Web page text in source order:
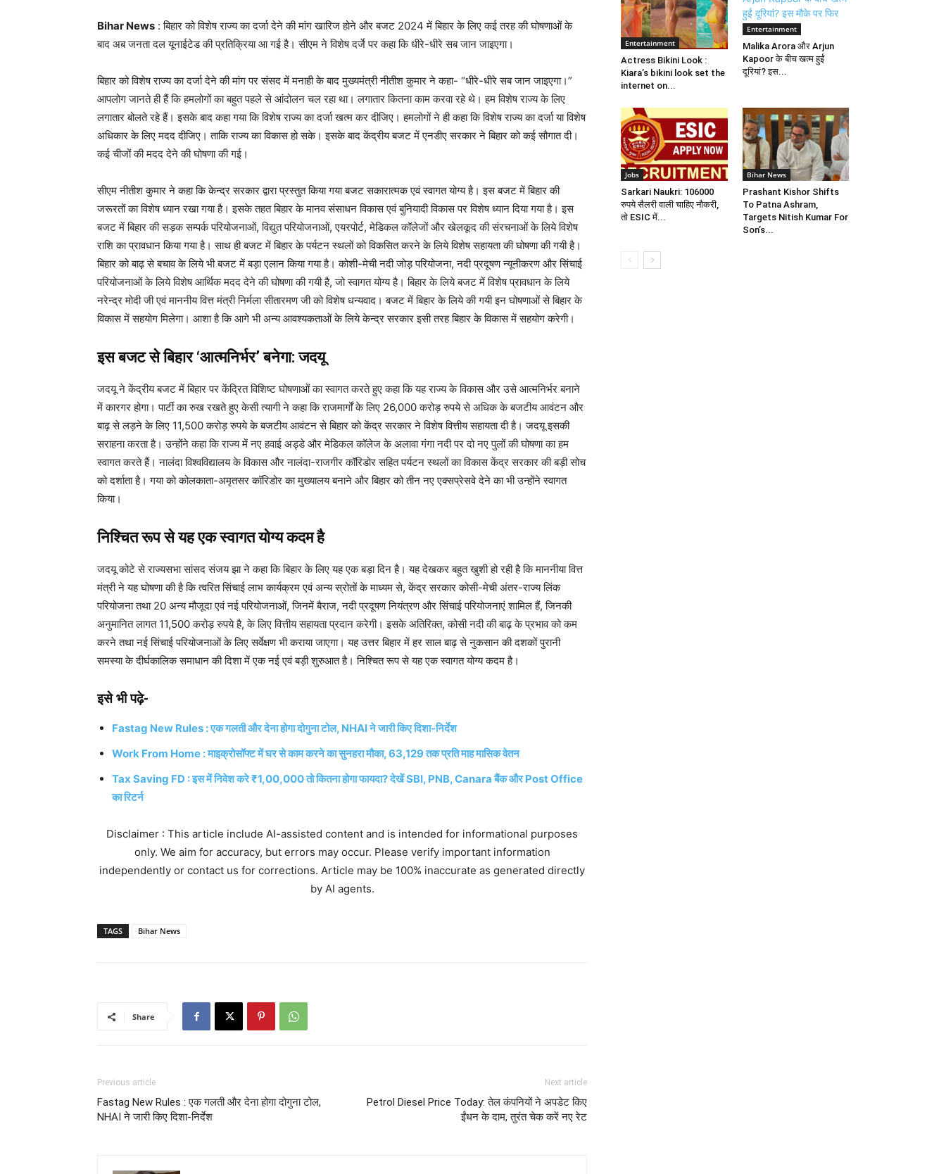
Bihar News : बिहार को विशेष राज्य का दर्जा देने की मांग खारिज होने और बजट 2024 में बिहार के लिए कई तरह की घोषणाओं के
बाद अब जनता दल यूनाईटेड की प्रतिक्रिया आ गई है। सीएम ने विशेष दर्जे पर कहा कि धीरे-धीरे सब जान जाइएगा।
बिहार को विशेष राज्य का दर्जा देने की मांग पर संसद में मनाही के बाद मुख्यमंत्री नीतीश कुमार ने कहा- “धीरे-धीरे सब जान जाइएगा।”
आपलोग जानते ही हैं कि हमलोगों का बहुत पहले से आंदोलन चल रहा था। लगातार कितना काम करवा रहे थे। हम विशेष राज्य के लिए
लगातार बोलते रहे हैं। इसके बाद कहा गया कि विशेष राज्य का दर्जा खत्म कर दीजिए। हमलोगों ने ही कहा कि विशेष राज्य का दर्जा या विशेष
अधिकार के लिए मदद दीजिए। ताकि राज्य का विकास हो सके। इसके बाद केंद्रीय बजट में एनडीए सरकार ने बिहार को कई सौगात दी।
कई चीजों की मदद देने की घोषणा की गई।
सीएम नीतीश कुमार ने कहा कि केन्द्र सरकार द्वारा प्रस्तुत किया गया बजट सकारात्मक एवं स्वागत योग्य है। इस बजट में बिहार की
जरूरतों का विशेष ध्यान रखा गया है। इसके तहत बिहार के मानव संसाधन विकास एवं बुनियादी विकास पर विशेष ध्यान दिया गया है। इस
बजट में बिहार की सड़क सम्पर्क परियोजनाओं, विद्युत परियोजनाओं, एयरपोर्ट, मेडिकल कॉलेजों और खेलकूद की संरचनाओं के लिये विशेष
राशि का प्रावधान किया गया है। साथ ही बजट में बिहार के पर्यटन स्थलों को विकसित करने के लिये विशेष सहायता की घोषणा की गयी है।
बिहार को बाढ़ से बचाव के लिये भी बजट में बड़ा एलान किया गया है। कोशी-मेची नदी जोड़ परियोजना, नदी प्रदूषण न्यूनीकरण और सिंचाई
परियोजनाओं के लिये विशेष आर्थिक मदद देने की घोषणा की गयी है, जो स्वागत योग्य है। बिहार के लिये बजट में विशेष प्रावधान के लिये
नरेन्द्र मोदी जी एवं माननीय वित्त मंत्री निर्मला सीतारमण जी को विशेष धन्यवाद। बजट में बिहार के लिये की गयी इन घोषणाओं से बिहार के
विकास में सहयोग मिलेगा। आशा है कि आगे भी अन्य आवश्यकताओं के लिये केन्द्र सरकार इसी तरह बिहार के विकास में सहयोग करेगी।
इस बजट से बिहार ‘आत्मनिर्भर’ बनेगा: जदयू
जदयू ने केंद्रीय बजट में बिहार पर केंद्रित विशिष्ट घोषणाओं का स्वागत करते हुए कहा कि यह राज्य के विकास और उसे आत्मनिर्भर बनाने
में कारगर होगा। पार्टी का रुख रखते हुए केसी त्यागी ने कहा कि राजमार्गों के लिए 26,000 करोड़ रुपये से अधिक के बजटीय आवंटन और
बाढ़ से लड़ने के लिए 11,500 करोड़ रुपये के बजटीय आवंटन से बिहार को केंद्र सरकार ने विशेष वित्तीय सहायता दी है। जदयू इसकी
सराहना करता है। उन्होंने कहा कि राज्य में नए हवाई अड्डे और मेडिकल कॉलेज के अलावा गंगा नदी पर दो नए पुलों की घोषणा का हम
स्वागत करते हैं। नालंदा विश्वविद्यालय के विकास और नालंदा-राजगीर कॉरिडोर सहित पर्यटन स्थलों का विकास केंद्र सरकार की बड़ी सोच
को दर्शाता है। गया को कोलकाता-अमृतसर कॉरिडोर का मुख्यालय बनाने और बिहार को तीन नए एक्सप्रेसवे देने का भी उन्होंने स्वागत
किया।
निश्चित रूप से यह एक स्वागत योग्य कदम है
जदयू कोटे से राज्यसभा सांसद संजय झा ने कहा कि बिहार के लिए यह एक बड़ा दिन है। यह देखकर बहुत खुशी हो रही है कि माननीया वित्त
मंत्री ने यह घोषणा की है कि त्वरित सिंचाई लाभ कार्यक्रम एवं अन्य स्रोतों के माध्यम से, केंद्र सरकार कोसी-मेची अंतर-राज्य लिंक
परियोजना तथा 20 अन्य मौजूदा एवं नई परियोजनाओं, जिनमें बैराज, नदी प्रदूषण नियंत्रण और सिंचाई परियोजनाएं शामिल हैं, जिनकी
अनुमानित लागत 11,500 करोड़ रुपये है, के लिए वित्तीय सहायता प्रदान करेगी। इसके अतिरिक्त, कोसी नदी की बाढ़ के प्रभाव को कम
करने तथा नई सिंचाई परियोजनाओं के लिए सर्वेक्षण भी कराया जाएगा। यह उत्तर बिहार में हर साल बाढ़ से नुकसान की दशकों पुरानी
समस्या के दीर्घकालिक समाधान की दिशा में एक नई एवं बड़ी शुरुआत है। निश्चित रूप से यह एक स्वागत योग्य कदम है।
इसे भी पढ़े-
Fastag New Rules : एक गलती और देना होगा दोगुना टोल, NHAI ने जारी किए दिशा-निर्देश
Work From Home : माइक्रोसॉफ्ट में घर से काम करने का सुनहरा मौका, 63,129 तक प्रति माह मासिक वेतन
Tax Saving FD : इस में निवेश करे ₹1,00,000 तो कितना होगा फायदा? देखें SBI, PNB, Canara बैंक और Post Office
का रिटर्न
Disclaimer : This article include AI-assisted content and is intended for informational purposes
only. We aim for accuracy, but errors may occur. Please verify important information
independently or contact us for corrections. Article may be 100% inaccurate as generated directly
by AI agents.
TAGS Bihar News
Share
Previous article
Fastag New Rules : एक गलती और देना होगा दोगुना टोल,
NHAI ने जारी किए दिशा-निर्देश
Next article
Petrol Diesel Price Today: तेल कंपनियों ने अपडेट किए
ईंधन के दाम, तुरंत चेक करें नए रेट
Entertainment
Actress Bikini Look :
Kiara’s bikini look set the
internet on...
Entertainment
Malika Arora और Arjun
Kapoor के बीच खत्म हुईं
दूरियां? इस...
Jobs
Sarkari Naukri: 106000
रुपये सैलरी वाली चाहिए नौकरी,
तो ESIC में...
Bihar News
Prashant Kishor Shifts
To Patna Ashram,
Targets Nitish Kumar For
Son’s...